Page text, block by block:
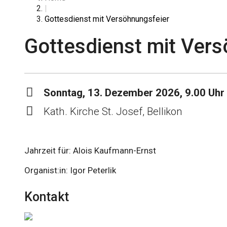
|
Gottesdienst mit Versöhnungsfeier
Gottesdienst mit
Sonntag, 13. Dezember 2026, 9.00 Uhr
Kath. Kirche St. Josef, Bellikon
Jahrzeit für: Alois Kaufmann-Ernst
Organist:in: Igor Peterlik
Kontakt